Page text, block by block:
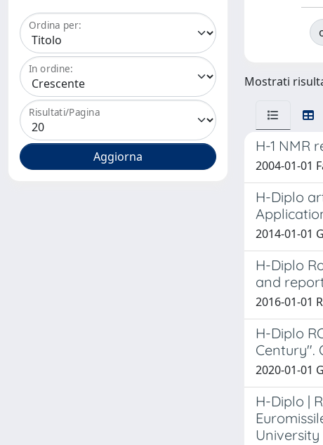
Ordina per:
In ordine:
Risultati/Pagina
Mostrati
H-1 NMR
2004-01-01
H-Diplo
2014-01-01
H-Diplo
and
2016-01-01
H-Diplo
Century".
2020-01-01
H-Diplo |
University